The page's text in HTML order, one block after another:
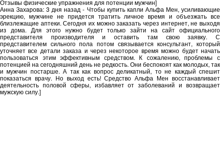
Отзывы физические упражнения для потенции мужчин]
Анна Захарова: 3 дня назад - Чтобы купить капли Альфа Мен, усиливающие
эрекцию, мужчине не придется тратить личное время и объезжать все
близлежащие аптеки. Сегодня их можно заказать через интернет, не выходя
из дома. Для этого нужно будет только зайти на сайт официального
представителя производителя и оставить там свою заявку. С
представителем сильного пола потом связывается консультант, который
уточняет все детали заказа и через некоторое время можно будет начать
пользоваться этим эффективным средством. К сожалению, проблемы с
потенцией на сегодняшний день не редкость. Они беспокоят как молодых, так
и мужчин постарше. А так как вопрос деликатный, то не каждый спешит
показаться врачу. Но выход есть! Средство Альфа Мен восстанавливает
деятельность половой сферы, избавляет от заболеваний и возвращает
мужскую силу.]